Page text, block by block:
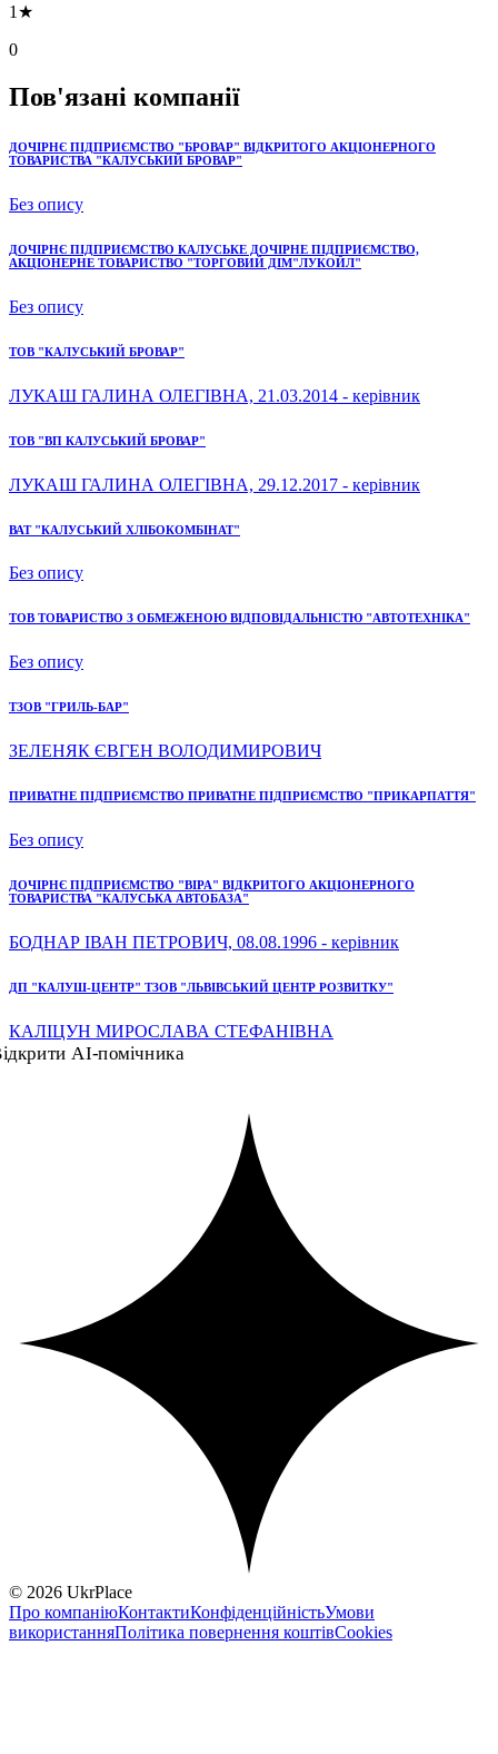
1★
0
Пов'язані компанії
ДОЧІРНЄ ПІДПРИЄМСТВО "БРОВАР" ВІДКРИТОГО АКЦІОНЕРНОГО
ТОВАРИСТВА "КАЛУСЬКИЙ БРОВАР"
Без опису
ДОЧІРНЄ ПІДПРИЄМСТВО КАЛУСЬКЕ ДОЧІРНЕ ПІДПРИЄМСТВО,
АКЦІОНЕРНЕ ТОВАРИСТВО "ТОРГОВИЙ ДІМ"ЛУКОЙЛ"
Без опису
ТОВ "КАЛУСЬКИЙ БРОВАР"
ЛУКАШ ГАЛИНА ОЛЕГІВНА, 21.03.2014 - керівник
ТОВ "ВП КАЛУСЬКИЙ БРОВАР"
ЛУКАШ ГАЛИНА ОЛЕГІВНА, 29.12.2017 - керівник
ВАТ "КАЛУСЬКИЙ ХЛІБОКОМБІНАТ"
Без опису
ТОВ ТОВАРИСТВО З ОБМЕЖЕНОЮ ВІДПОВІДАЛЬНІСТЮ "АВТОТЕХНІКА"
Без опису
ТЗОВ "ГРИЛЬ-БАР"
ЗЕЛЕНЯК ЄВГЕН ВОЛОДИМИРОВИЧ
ПРИВАТНЕ ПІДПРИЄМСТВО ПРИВАТНЕ ПІДПРИЄМСТВО "ПРИКАРПАТТЯ"
Без опису
ДОЧІРНЄ ПІДПРИЄМСТВО "ВІРА" ВІДКРИТОГО АКЦІОНЕРНОГО
ТОВАРИСТВА "КАЛУСЬКА АВТОБАЗА"
БОДНАР ІВАН ПЕТРОВИЧ, 08.08.1996 - керівник
ДП "КАЛУШ-ЦЕНТР" ТЗОВ "ЛЬВІВСЬКИЙ ЦЕНТР РОЗВИТКУ"
КАЛІЦУН МИРОСЛАВА СТЕФАНІВНА
AI-помічника
© 2026 UkrPlace
Про компаніюКонтактиКонфіденційністьУмови
використанняПолітика повернення коштівCookies